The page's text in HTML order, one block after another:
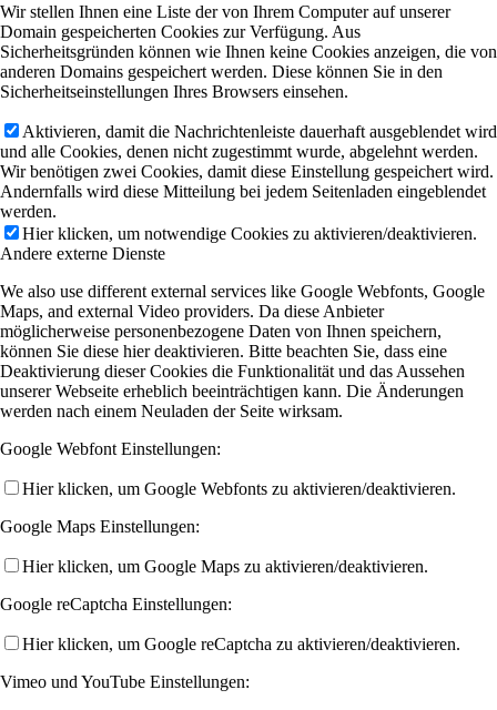
Wir stellen Ihnen eine Liste der von Ihrem Computer auf unserer
Domain gespeicherten Cookies zur Verfügung. Aus
Sicherheitsgründen können wie Ihnen keine Cookies anzeigen, die von
anderen Domains gespeichert werden. Diese können Sie in den
Sicherheitseinstellungen Ihres Browsers einsehen.
Aktivieren, damit die Nachrichtenleiste dauerhaft ausgeblendet wird
und alle Cookies, denen nicht zugestimmt wurde, abgelehnt werden.
Wir benötigen zwei Cookies, damit diese Einstellung gespeichert wird.
Andernfalls wird diese Mitteilung bei jedem Seitenladen eingeblendet
werden.
Hier klicken, um notwendige Cookies zu aktivieren/deaktivieren.
Andere externe Dienste
We also use different external services like Google Webfonts, Google
Maps, and external Video providers. Da diese Anbieter
möglicherweise personenbezogene Daten von Ihnen speichern,
können Sie diese hier deaktivieren. Bitte beachten Sie, dass eine
Deaktivierung dieser Cookies die Funktionalität und das Aussehen
unserer Webseite erheblich beeinträchtigen kann. Die Änderungen
werden nach einem Neuladen der Seite wirksam.
Google Webfont Einstellungen:
Hier klicken, um Google Webfonts zu aktivieren/deaktivieren.
Google Maps Einstellungen:
Hier klicken, um Google Maps zu aktivieren/deaktivieren.
Google reCaptcha Einstellungen:
Hier klicken, um Google reCaptcha zu aktivieren/deaktivieren.
Vimeo und YouTube Einstellungen: